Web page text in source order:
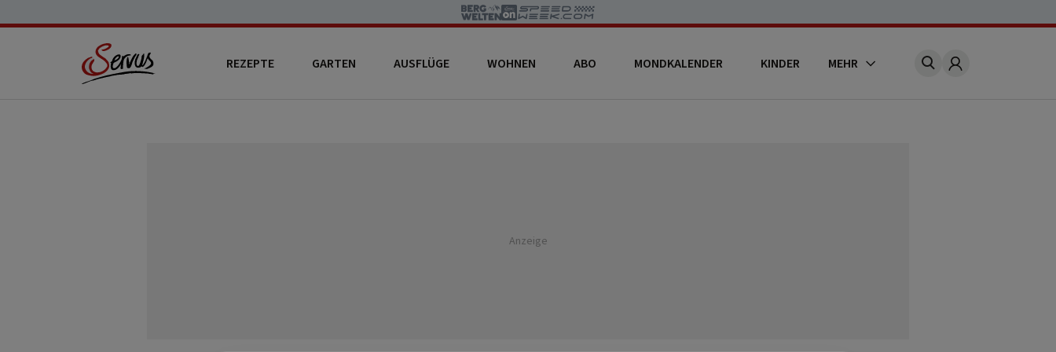
REZEPTE GARTEN AUSFLÜGE WOHNEN ABO MONDKALENDER KINDER MEHR Account
Anzeige